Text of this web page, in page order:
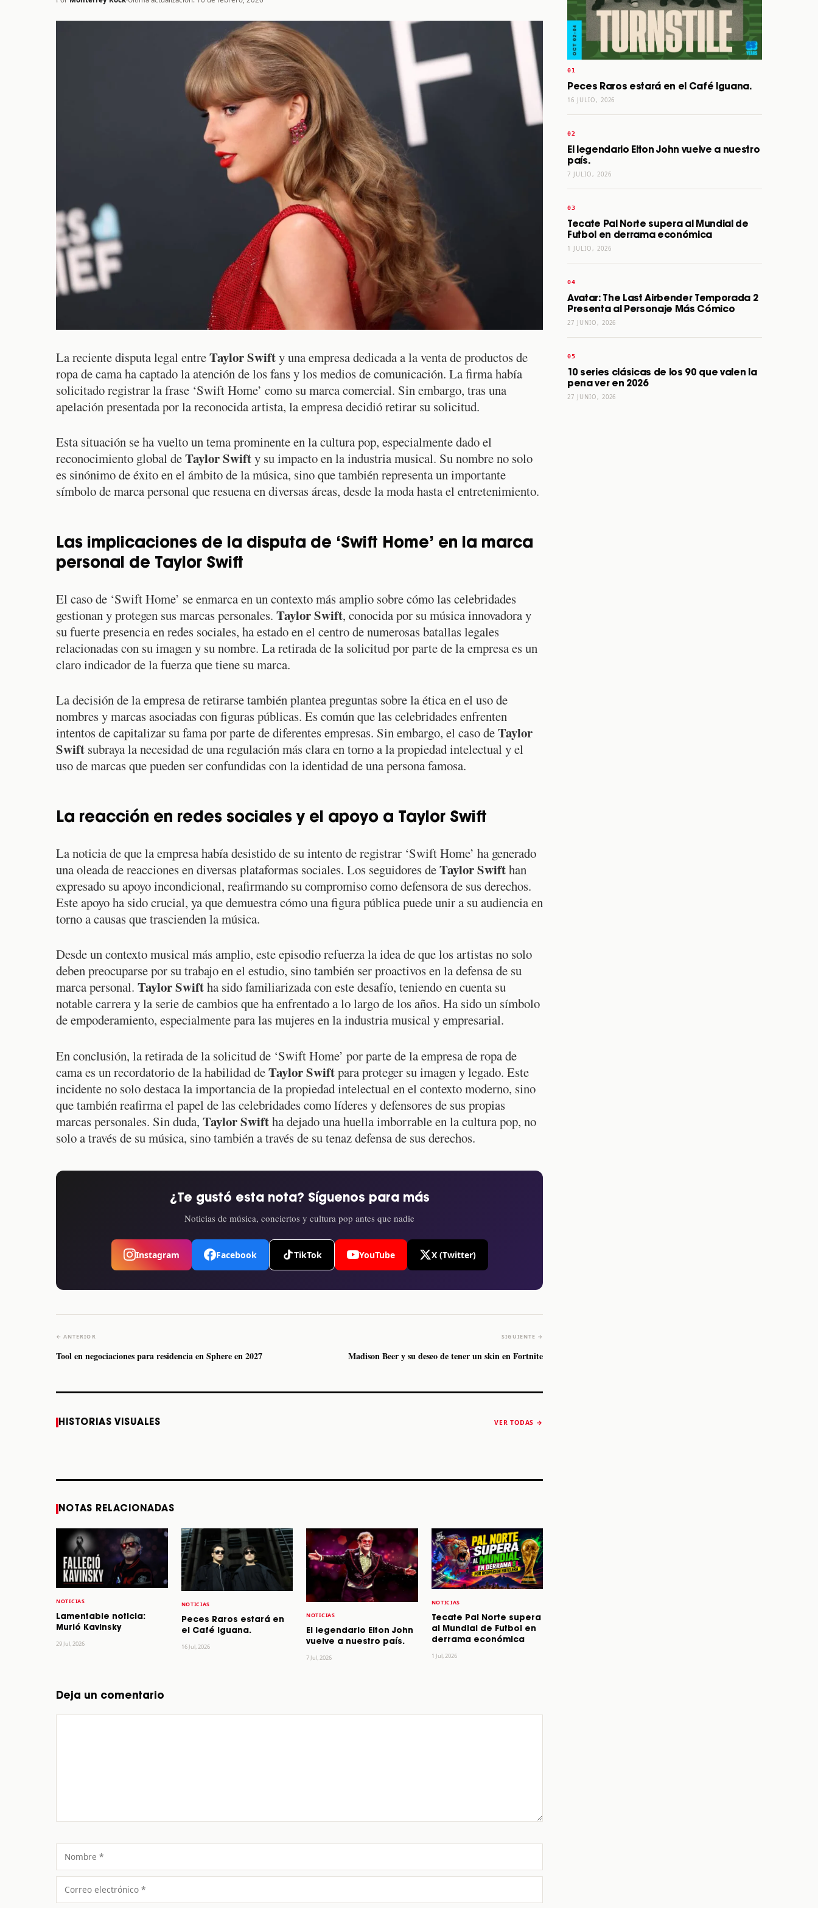
La reciente disputa legal entreTaylor Swifty una empresa dedicada a la venta de productos de
ropa de cama ha captado la atención de los fans y los medios de comunicación. La firma había
solicitado registrar la frase ‘Swift Home’ como su marca comercial. Sin embargo, tras una
apelación presentada por la reconocida artista, la empresa decidió retirar su solicitud.
Esta situación se ha vuelto un tema prominente en la cultura pop, especialmente dado el
reconocimiento global deTaylor Swifty su impacto en la industria musical. Su nombre no solo
es sinónimo de éxito en el ámbito de la música, sino que también representa un importante
símbolo de marca personal que resuena en diversas áreas, desde la moda hasta el entretenimiento.
Las implicaciones de la disputa de ‘Swift Home’ en la marca
personal de Taylor Swift
El caso de ‘Swift Home’ se enmarca en un contexto más amplio sobre cómo las celebridades
gestionan y protegen sus marcas personales. Taylor Swift, conocida por su música innovadora y
su fuerte presencia en redes sociales, ha estado en el centro de numerosas batallas legales
relacionadas con su imagen y su nombre. La retirada de la solicitud por parte de la empresa es un
claro indicador de la fuerza que tiene su marca.
La decisión de la empresa de retirarse también plantea preguntas sobre la ética en el uso de
nombres y marcas asociadas con figuras públicas. Es común que las celebridades enfrenten
intentos de capitalizar su fama por parte de diferentes empresas. Sin embargo, el caso deTaylor
Swift subraya la necesidad de una regulación más clara en torno a la propiedad intelectual y el
uso de marcas que pueden ser confundidas con la identidad de una persona famosa.
La reacción en redes sociales y el apoyo a Taylor Swift
La noticia de que la empresa había desistido de su intento de registrar ‘Swift Home’ ha generado
una oleada de reacciones en diversas plataformas sociales. Los seguidores deTaylor Swifthan
expresado su apoyo incondicional, reafirmando su compromiso como defensora de sus derechos.
Este apoyo ha sido crucial, ya que demuestra cómo una figura pública puede unir a su audiencia en
torno a causas que trascienden la música.
Desde un contexto musical más amplio, este episodio refuerza la idea de que los artistas no solo
deben preocuparse por su trabajo en el estudio, sino también ser proactivos en la defensa de su
marca personal. Taylor Swiftha sido familiarizada con este desafío, teniendo en cuenta su
notable carrera y la serie de cambios que ha enfrentado a lo largo de los años. Ha sido un símbolo
de empoderamiento, especialmente para las mujeres en la industria musical y empresarial.
En conclusión, la retirada de la solicitud de ‘Swift Home’ por parte de la empresa de ropa de
cama es un recordatorio de la habilidad deTaylor Swiftpara proteger su imagen y legado. Este
incidente no solo destaca la importancia de la propiedad intelectual en el contexto moderno, sino
que también reafirma el papel de las celebridades como líderes y defensores de sus propias
marcas personales. Sin duda, Taylor Swiftha dejado una huella imborrable en la cultura pop, no
solo a través de su música, sino también a través de su tenaz defensa de sus derechos.
¿Te gustó esta nota? Síguenos para más
Noticias de música, conciertos y cultura pop antes que nadie
Instagram Facebook TikTok YouTube X (Twitter)
← ANTERIOR
Tool en negociaciones para residencia en Sphere en 2027
SIGUIENTE →
Madison Beer y su deseo de tener un skin en Fortnite
HISTORIAS VISUALES VER TODAS →
Monterrey el próximo
NOTAS RELACIONADAS
NOTICIAS
Lamentable noticia:
Murió Kavinsky
29 Jul, 2026
NOTICIAS
Peces Raros estará en
el Café Iguana.
16 Jul, 2026
NOTICIAS
El legendario Elton John
vuelve a nuestro país.
7 Jul, 2026
NOTICIAS
Tecate Pal Norte supera
al Mundial de Futbol en
derrama económica
1 Jul, 2026
Deja un comentario
Nombre
Correo
electrónico
Peces Raros estará en el Café Iguana.
16 JULIO, 2026
El legendario Elton John vuelve a nuestro
país.
7 JULIO, 2026
Tecate Pal Norte supera al Mundial de
Futbol en derrama económica
1 JULIO, 2026
Avatar: The Last Airbender Temporada 2
Presenta al Personaje Más Cómico
27 JUNIO, 2026
10 series clásicas de los 90 que valen la
pena ver en 2026
27 JUNIO, 2026